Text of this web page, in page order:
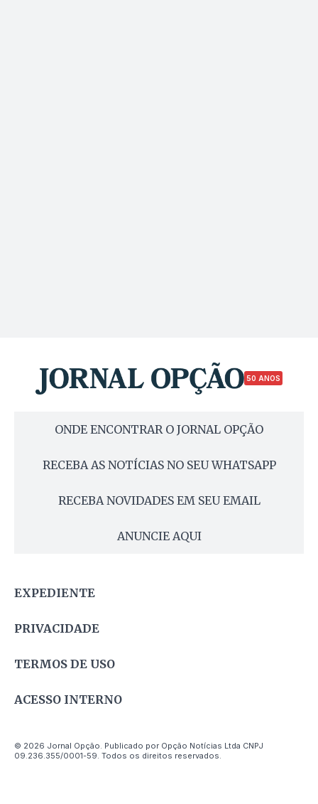
50 ANOS
ONDE ENCONTRAR O JORNAL OPÇÃO
RECEBA AS NOTÍCIAS NO SEU WHATSAPP
RECEBA NOVIDADES EM SEU EMAIL
ANUNCIE AQUI
EXPEDIENTE
PRIVACIDADE
TERMOS DE USO
ACESSO INTERNO
© 2026 Jornal Opção. Publicado por Opção Notícias Ltda CNPJ
09.236.355/0001-59. Todos os direitos reservados.